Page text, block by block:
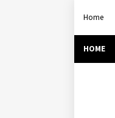
Home
HOME